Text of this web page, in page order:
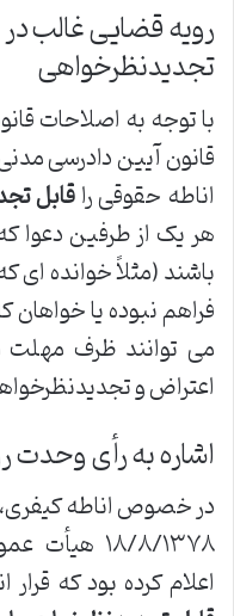
رویه قضایی غالب
تجدیدنظرخواهی
قانون آیین دادرسی
اناطه حقوقی راقابل
هر یک از طرفین دعوا
باشند (مثلاً خوانده
فراهم نبوده یا خواهان
می توانند ظرف مهلت
اعتراض و
اشاره به رأی وحدت
۱۸/۸/۱۳۷۸
اعلام کرده بود که